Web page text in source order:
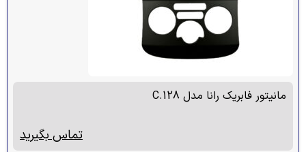
مانیتور فابریک رانا مدل C.128
تماس بگیرید